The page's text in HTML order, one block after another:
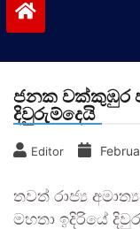
ජනක වක්කුඹුර
දිවුරුම්දෙයි
Editor
තවත් රාජ්‍ය
මහතා ඉදිරියේ